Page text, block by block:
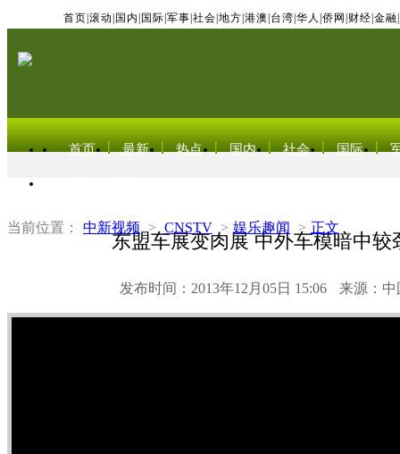
首页 滚动 国内 国际 军事 社会 地方 港澳 台湾 华人 侨网 财经 金融
首页 最新 热点 国内 社会 国际
当前位置： 中新视频 > CNSTV > 娱乐趣闻 > 正文
东盟车展变肉展 中外车模暗中较
发布时间：2013年12月05日 15:06 来源：中